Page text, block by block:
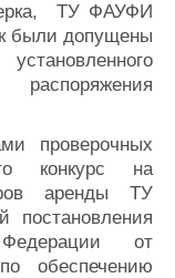
ТУ ФАУФИ
были допущены
проверочных
конкурс на
аренды ТУ
Федерации от
обеспечению